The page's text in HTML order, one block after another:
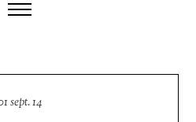
sept. 14